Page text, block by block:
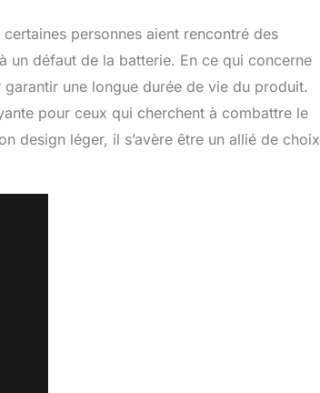
personnes aient rencontré des
un défaut de la batterie. En ce qui concerne
une longue durée de vie du produit.
pour ceux qui cherchent à combattre le
design léger, il s’avère être un allié de choix